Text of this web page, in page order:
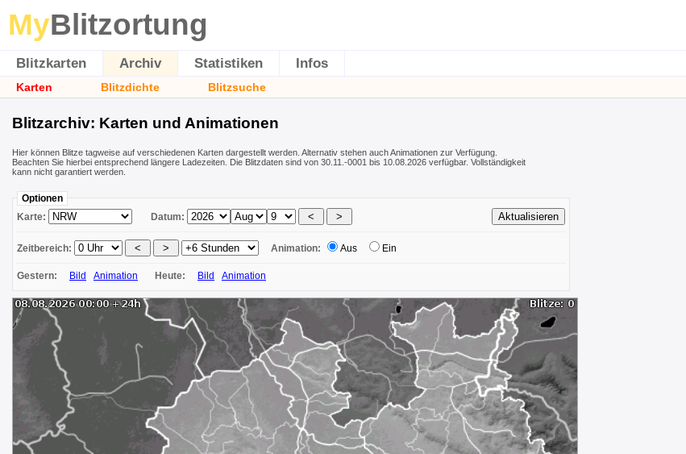
MyBlitzortung
Blitzkarten Archiv Statistiken Infos
Karten Blitzdichte Blitzsuche
Blitzarchiv: Karten und Animationen
Hier können Blitze tagweise auf verschiedenen Karten dargestellt werden. Alternativ stehen auch Animationen zur Verfügung.
Beachten Sie hierbei entsprechend längere Ladezeiten. Die Blitzdaten sind von 30.11.-0001 bis 10.08.2026 verfügbar. Vollständigkeit
kann nicht garantiert werden.
Optionen
Karte:
Datum:
Zeitbereich: Animation: Aus Ein
Gestern: Bild Animation Heute: Bild Animation